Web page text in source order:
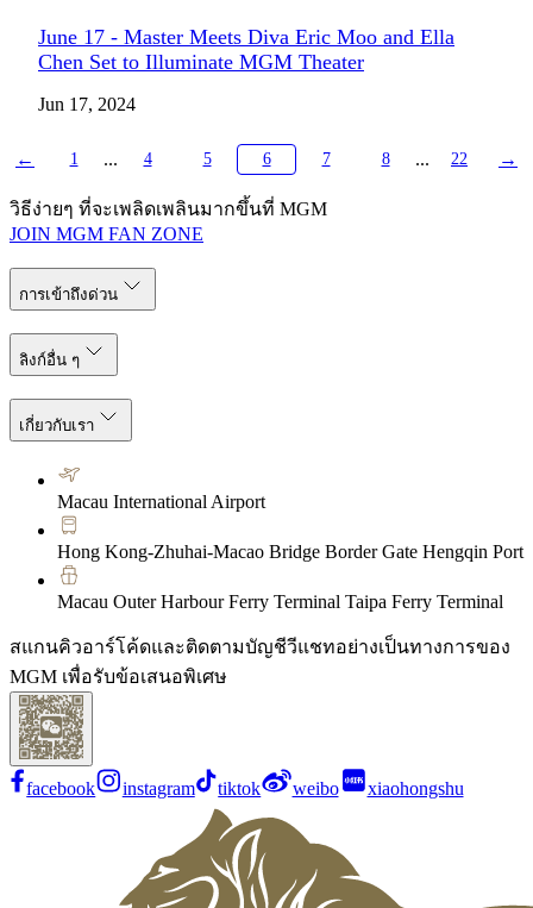
June 17 - Master Meets Diva Eric Moo and Ella
Chen Set to Illuminate MGM Theater
Jun 17, 2024
← 1 ... 4 5 6 7 8 ... 22 →
วิธีง่ายๆ ที่จะเพลิดเพลินมากขึ้นที่ MGM
JOIN MGM FAN ZONE
การเข้าถึงด่วน
ลิงก์อื่น ๆ
เกี่ยวกับเรา
Macau International Airport
Hong Kong-Zhuhai-Macao Bridge Border Gate Hengqin Port
Macau Outer Harbour Ferry Terminal Taipa Ferry Terminal
สแกนคิวอาร์โค้ดและติดตามบัญชีวีแชทอย่างเป็นทางการของ
MGM เพื่อรับข้อเสนอพิเศษ
facebook instagram tiktok weibo xiaohongshu